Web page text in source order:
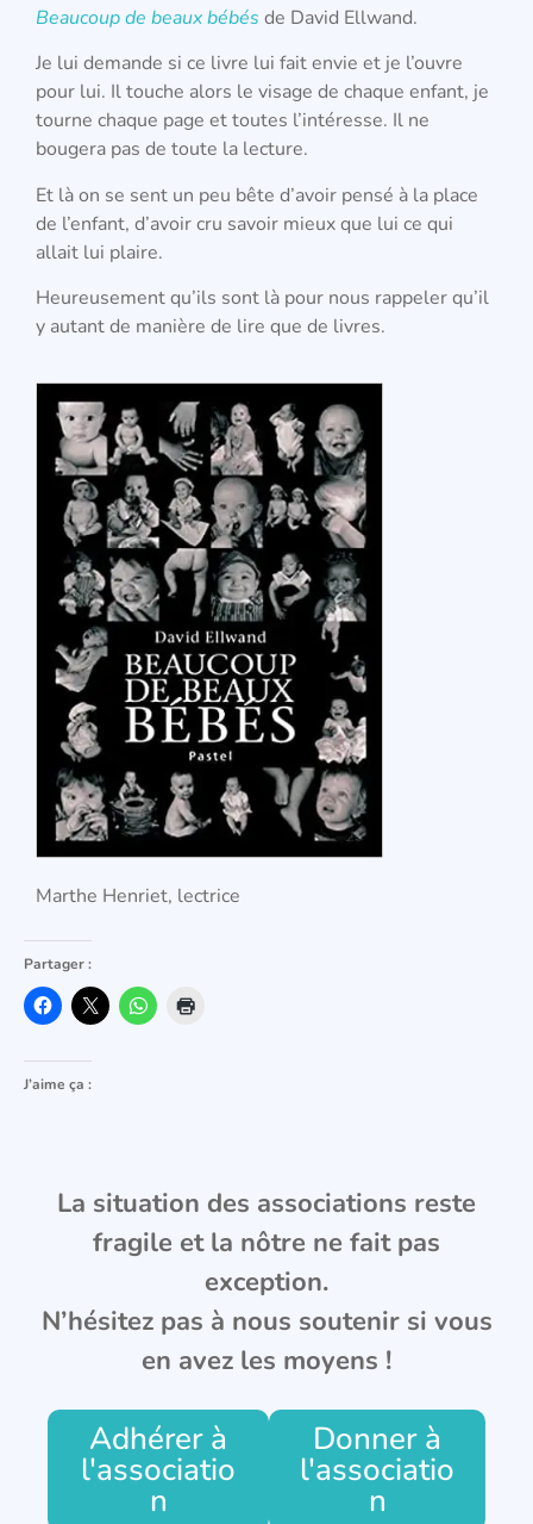
Beaucoup de beaux bébés de David Ellwand.
Je lui demande si ce livre lui fait envie et je l’ouvre
pour lui. Il touche alors le visage de chaque enfant, je
tourne chaque page et toutes l’intéresse. Il ne
bougera pas de toute la lecture.
Et là on se sent un peu bête d’avoir pensé à la place
de l’enfant, d’avoir cru savoir mieux que lui ce qui
allait lui plaire.
Heureusement qu’ils sont là pour nous rappeler qu’il
y autant de manière de lire que de livres.
Marthe Henriet, lectrice
Partager :
J’aime ça :
La situation des associations reste
fragile et la nôtre ne fait pas
exception.
N’hésitez pas à nous soutenir si vous
en avez les moyens !
Adhérer à
l'associatio
n
Donner à
l'associatio
n